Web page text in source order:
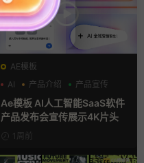
AE模板
AI
产品介绍 产品宣传
Ae模板 AI人工智能SaaS软件
产品发布会宣传展示4K片头
1周前